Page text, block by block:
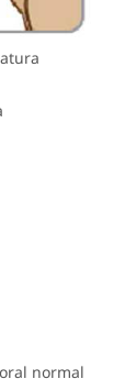
normal